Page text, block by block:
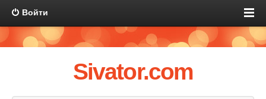
Войти
Sivator.com